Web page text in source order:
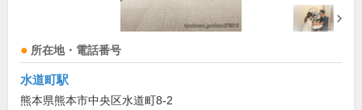
所在地・電話番号
水道町駅
熊本県熊本市中央区水道町8-2